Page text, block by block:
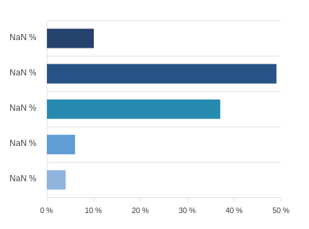
NaN %
NaN %
NaN %
NaN %
NaN %
50 %
40 %
30 %
20 %
10 %
0 %